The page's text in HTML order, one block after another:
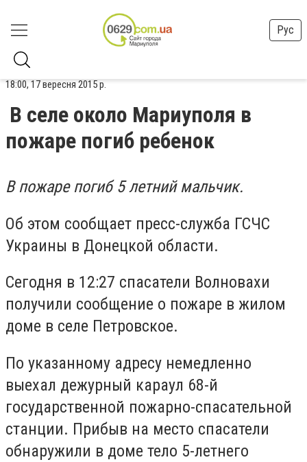
Рус
18:00, 17 вересня 2015 р.
В селе около Мариуполя в
пожаре погиб ребенок
В пожаре погиб 5 летний мальчик.
Об этом сообщает пресс-служба ГСЧС
Украины в Донецкой области.
Сегодня в 12:27 спасатели Волновахи
получили сообщение о пожаре в жилом
доме в селе Петровское.
По указанному адресу немедленно
выехал дежурный караул 68-й
государственной пожарно-спасательной
станции. Прибыв на место спасатели
обнаружили в доме тело 5-летнего